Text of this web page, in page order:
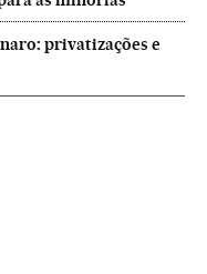
privatizações e